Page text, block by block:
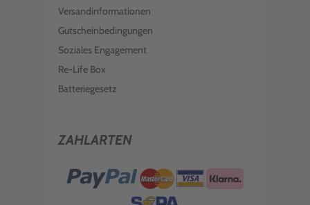
Versandinformationen
Gutscheinbedingungen
Soziales Engagement
Re-Life Box
Batteriegesetz
ZAHLARTEN